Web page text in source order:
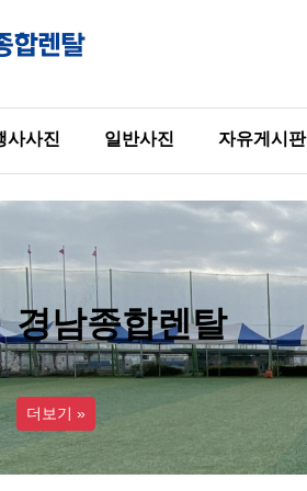
사사진 일반사진 자유게시판
경남종합렌탈
더보기 »